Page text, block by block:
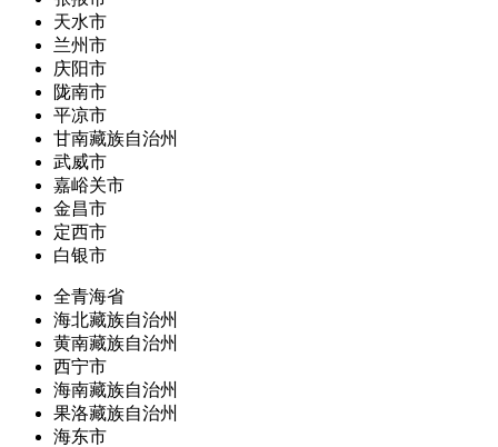
天水市
兰州市
庆阳市
陇南市
平凉市
甘南藏族自治州
武威市
嘉峪关市
金昌市
定西市
白银市
全青海省
海北藏族自治州
黄南藏族自治州
西宁市
海南藏族自治州
果洛藏族自治州
海东市